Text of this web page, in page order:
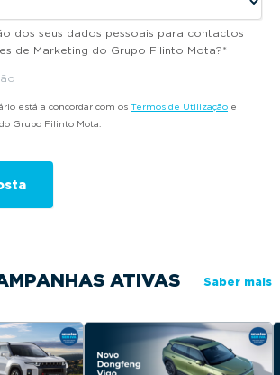
dos seus dados pessoais para contactos
de Marketing do Grupo Filinto Mota?*
está a concordar com os Termos de Utilização e
do Grupo Filinto Mota.
ATIVAS
Saber mais